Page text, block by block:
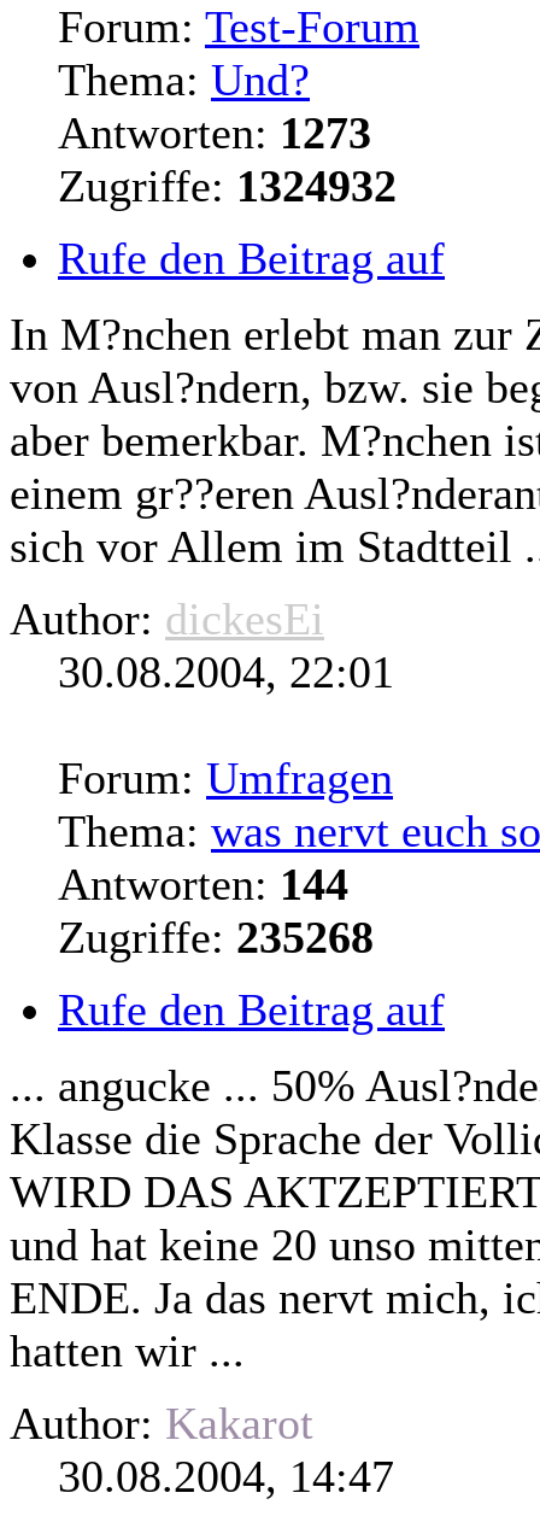
Forum: Test-Forum
Thema: Und?
Antworten: 1273
Zugriffe: 1324932
Rufe den Beitrag auf
In M?nchen erlebt man zur
von Ausl?ndern, bzw. sie
aber bemerkbar. M?nchen
einem gr??eren
sich vor Allem im Stadtteil
Author: dickesEi
30.08.2004, 22:01
Forum: Umfragen
Thema: was nervt euch
Antworten: 144
Zugriffe: 235268
Rufe den Beitrag auf
... angucke ... 50%
Klasse die Sprache der
WIRD DAS
und hat keine 20 unso
ENDE. Ja das nervt mich,
hatten wir ...
Author: Kakarot
30.08.2004, 14:47